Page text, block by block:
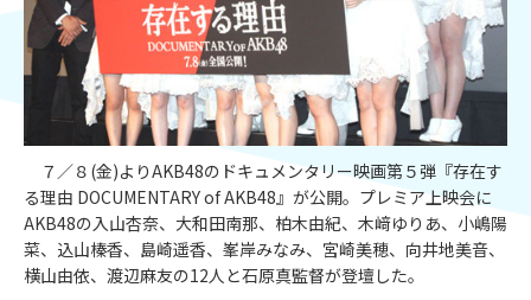
７／８(金)よりAKB48のドキュメンタリー映画第５弾『存在す
る理由 DOCUMENTARY of AKB48』が公開。プレミア上映会に
AKB48の入山杏奈、大和田南那、柏木由紀、木﨑ゆりあ、小嶋陽
菜、込山榛香、島崎遥香、峯岸みなみ、宮崎美穂、向井地美音、
横山由依、渡辺麻友の12人と石原真監督が登壇した。